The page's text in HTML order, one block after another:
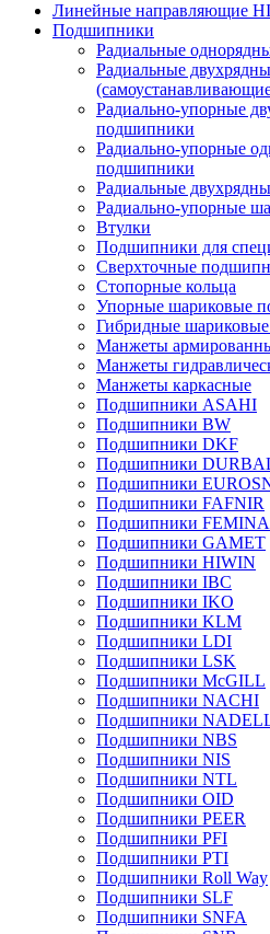
Линейные направляющие
Подшипники
Радиальные
Радиальные
Радиально-упорные
подшипники
Радиально-упорные
подшипники
Радиальные
Радиально-упорные
Втулки
Подшипники для
Сверхточные
Стопорные кольца
Упорные шариковые
Гибридные
Манжеты
Манжеты
Манжеты каркасные
Подшипники ASAHI
Подшипники BW
Подшипники DKF
Подшипники
Подшипники
Подшипники FAFNIR
Подшипники FEMINA
Подшипники GAMET
Подшипники HIWIN
Подшипники IBC
Подшипники IKO
Подшипники KLM
Подшипники LDI
Подшипники LSK
Подшипники McGILL
Подшипники NACHI
Подшипники
Подшипники NBS
Подшипники NIS
Подшипники NTL
Подшипники OID
Подшипники PEER
Подшипники PFI
Подшипники PTI
Подшипники Roll Way
Подшипники SLF
Подшипники SNFA